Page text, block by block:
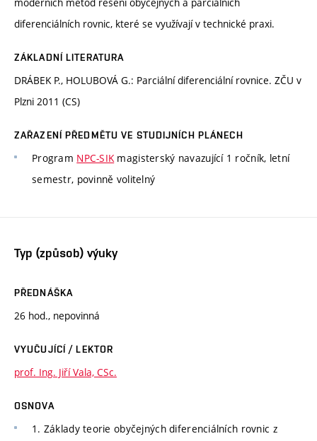
diferenciálních rovnic, které se využívají v technické praxi.
ZÁKLADNÍ LITERATURA
DRÁBEK P., HOLUBOVÁ G.: Parciální diferenciální rovnice. ZČU v
Plzni 2011 (CS)
ZAŘAZENÍ PŘEDMĚTU VE STUDIJNÍCH PLÁNECH
Program NPC-SIKmagisterský navazující 1 ročník, letní
semestr, povinně volitelný
Typ (způsob) výuky
PŘEDNÁŠKA
26 hod., nepovinná
VYUČUJÍCÍ / LEKTOR
prof. Ing. Jiří Vala, CSc.
OSNOVA
1. Základy teorie obyčejných diferenciálních rovnic z